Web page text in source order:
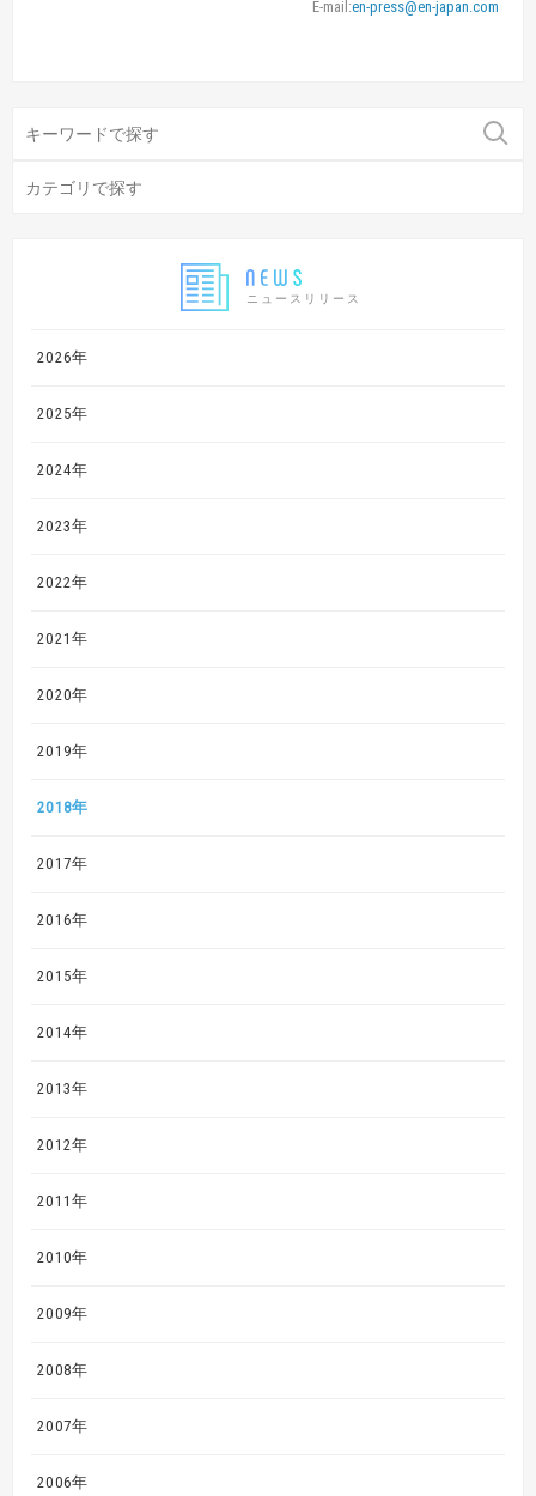
ニュースリリース
2026年
2025年
2024年
2023年
2022年
2021年
2020年
2019年
2018年
2017年
2016年
2015年
2014年
2013年
2012年
2011年
2010年
2009年
2008年
2007年
2006年
E-mail:en-press@en-japan.com